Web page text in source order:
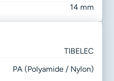
14 mm
TIBELEC
PA (Polyamide / Nylon)